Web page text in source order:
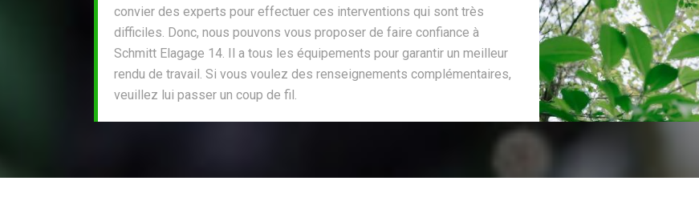
convier des experts pour effectuer ces interventions qui sont très
difficiles. Donc, nous pouvons vous proposer de faire confiance à
Schmitt Elagage 14. Il a tous les équipements pour garantir un meilleur
rendu de travail. Si vous voulez des renseignements complémentaires,
veuillez lui passer un coup de fil.